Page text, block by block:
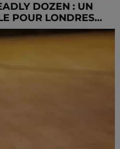
DOZEN : UN
POUR LONDRES...